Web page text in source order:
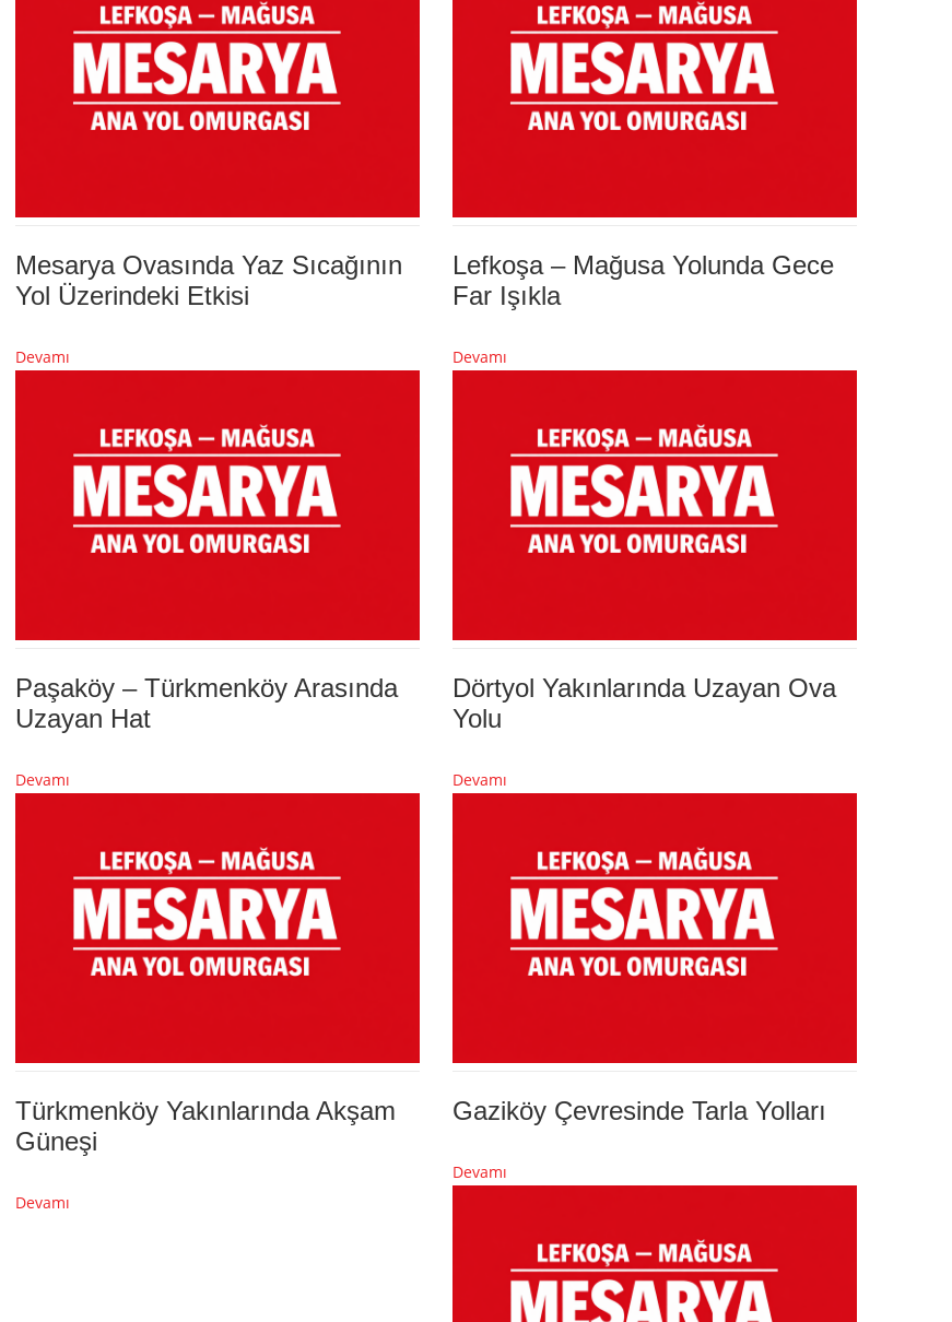
Mesarya Ovasında Yaz Sıcağının
Yol Üzerindeki Etkisi
Devamı
Lefkoşa – Mağusa Yolunda Gece
Far Işıkla
Devamı
Paşaköy – Türkmenköy Arasında
Uzayan Hat
Devamı
Dörtyol Yakınlarında Uzayan Ova
Yolu
Devamı
Türkmenköy Yakınlarında Akşam
Güneşi
Devamı
Gaziköy Çevresinde Tarla Yolları
Devamı